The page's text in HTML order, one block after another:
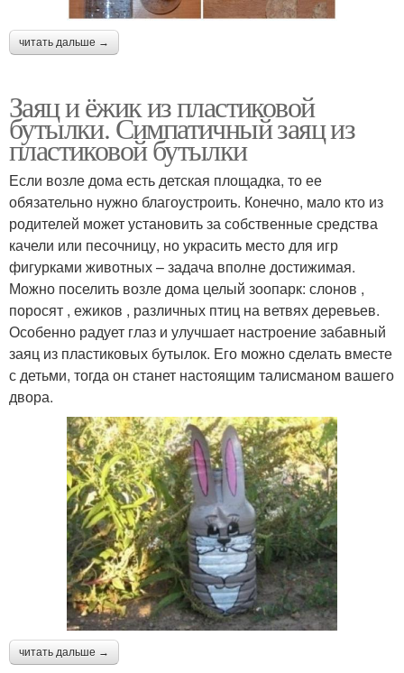
читать дальше →
Заяц и ёжик из пластиковой
бутылки. Симпатичный заяц из
пластиковой бутылки
Если возле дома есть детская площадка, то ее
обязательно нужно благоустроить. Конечно, мало кто из
родителей может установить за собственные средства
качели или песочницу, но украсить место для игр
фигурками животных – задача вполне достижимая.
Можно поселить возле дома целый зоопарк: слонов ,
поросят , ежиков , различных птиц на ветвях деревьев.
Особенно радует глаз и улучшает настроение забавный
заяц из пластиковых бутылок. Его можно сделать вместе
с детьми, тогда он станет настоящим талисманом вашего
двора.
читать дальше →